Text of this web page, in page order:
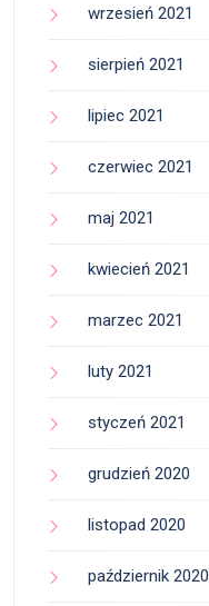
wrzesień 2021
sierpień 2021
lipiec 2021
czerwiec 2021
maj 2021
kwiecień 2021
marzec 2021
luty 2021
styczeń 2021
grudzień 2020
listopad 2020
październik 2020